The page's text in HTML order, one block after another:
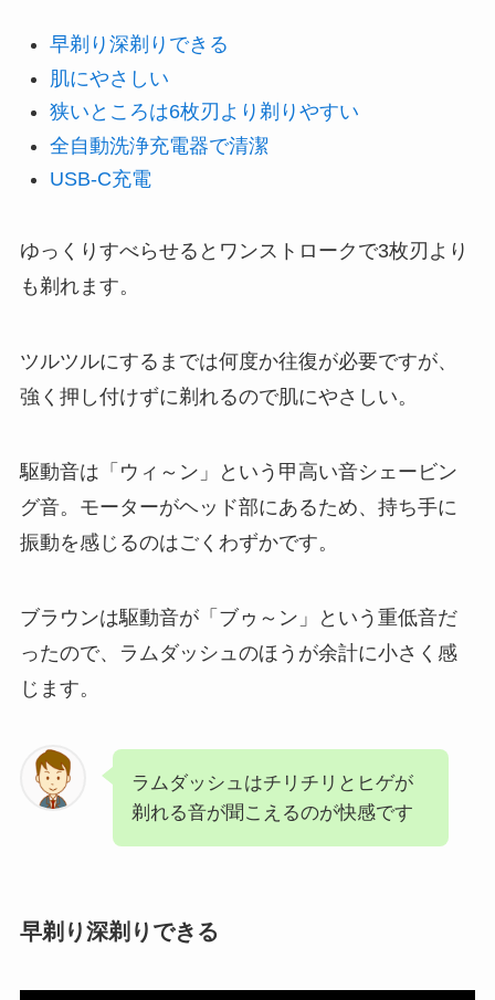
早剃り深剃りできる
肌にやさしい
狭いところは6枚刃より剃りやすい
全自動洗浄充電器で清潔
USB-C充電
ゆっくりすべらせるとワンストロークで3枚刃より
も剃れます。
ツルツルにするまでは何度か往復が必要ですが、
強く押し付けずに剃れるので肌にやさしい。
駆動音は「ウィ～ン」という甲高い音シェービン
グ音。モーターがヘッド部にあるため、持ち手に
振動を感じるのはごくわずかです。
ブラウンは駆動音が「ブゥ～ン」という重低音だ
ったので、ラムダッシュのほうが余計に小さく感
じます。
ラムダッシュはチリチリとヒゲが
剃れる音が聞こえるのが快感です
早剃り深剃りできる